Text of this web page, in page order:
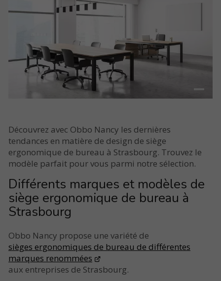
Découvrez avec Obbo Nancy les dernières
tendances en matière de design de siège
ergonomique de bureau à Strasbourg. Trouvez le
modèle parfait pour vous parmi notre sélection.
Différents marques et modèles de
siège ergonomique de bureau à
Strasbourg
Obbo Nancy propose une variété de
sièges ergonomiques de bureau de différentes
marques renommées
aux entreprises de Strasbourg.